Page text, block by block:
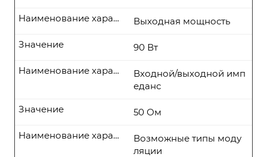
Выходная мощность
Наименование характеристики
90 Вт
Значение
Входной/выходной имп
еданс
Наименование характеристики
50 Ом
Значение
Возможные типы моду
ляции
Наименование характеристики